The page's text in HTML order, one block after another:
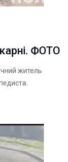
ФОТО
житель